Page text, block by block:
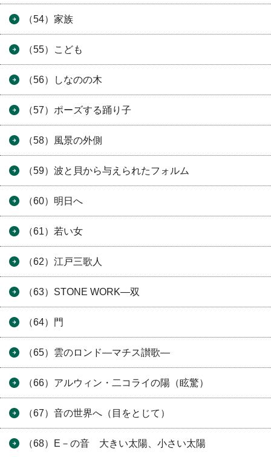
（54）家族
（55）こども
（56）しなのの木
（57）ポーズする踊り子
（58）風景の外側
（59）波と貝から与えられたフォルム
（60）明日へ
（61）若い女
（62）江戸三歌人
（63）STONE WORK―双
（64）門
（65）雲のロンド―マチス讃歌―
（66）アルウィン・二コライの陽（眩驚）
（67）音の世界へ（目をとじて）
（68）E－の音 大きい太陽、小さい太陽